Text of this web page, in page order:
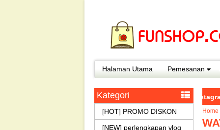
Halaman Utama Pemesanan
dengan nama : FunShop.co.id ~ Follow Instagram
Home
Kategori
[HOT] PROMO DISKON
[NEW] perlengkapan vlog